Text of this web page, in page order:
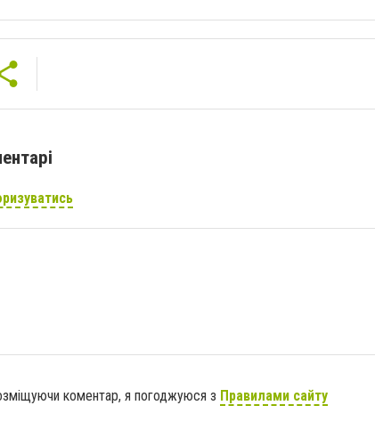
коментар, я погоджуюся з Правилами сайту